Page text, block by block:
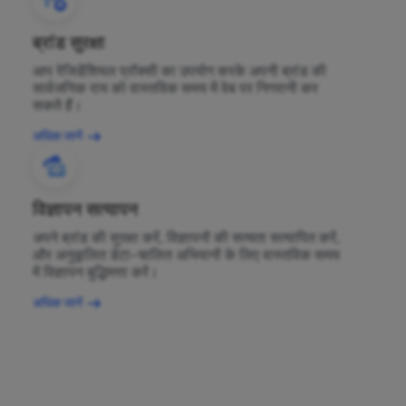
ब्रांड सुरक्षा
आप रेजिडेंशियल प्रॉक्सी का उपयोग करके अपनी ब्रांड की
सार्वजनिक राय को वास्तविक समय में वेब पर निगरानी कर
सकते हैं।
अधिक जानें
विज्ञापन सत्यापन
अपने ब्रांड की सुरक्षा करें, विज्ञापनों की सत्यता सत्यापित करें,
और अनुकूलित डेटा-चालित अभियानों के लिए वास्तविक समय
में विज्ञापन बुद्धिमत्ता करें।
अधिक जानें